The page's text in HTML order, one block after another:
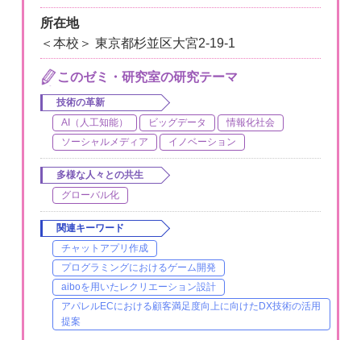
所在地
＜本校＞ 東京都杉並区大宮2-19-1
このゼミ・研究室の研究テーマ
技術の革新
AI（人工知能）
ビッグデータ
情報化社会
ソーシャルメディア
イノベーション
多様な人々との共生
グローバル化
関連キーワード
チャットアプリ作成
プログラミングにおけるゲーム開発
aiboを用いたレクリエーション設計
アパレルECにおける顧客満足度向上に向けたDX技術の活用
提案